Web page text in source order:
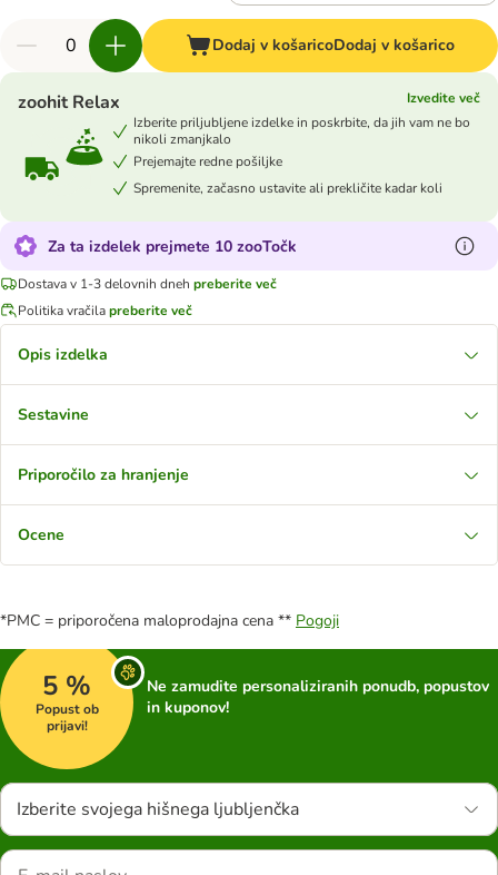
Dodaj v košaricoDodaj v košarico
zoohit Relax
Izvedite več
Izberite priljubljene izdelke in poskrbite, da jih vam ne bo
nikoli zmanjkalo
Prejemajte redne pošiljke
Spremenite, začasno ustavite ali prekličite kadar koli
Za ta izdelek prejmete 10 zooTočk
Dostava v 1-3 delovnih dneh preberite več
Politika vračilapreberite več
Opis izdelka
Sestavine
Priporočilo za hranjenje
Ocene
*PMC = priporočena maloprodajna cena ** Pogoji
5 %
Popust ob
prijavi!
Ne zamudite personaliziranih ponudb, popustov
in kuponov!
Izberite svojega hišnega ljubljenčka